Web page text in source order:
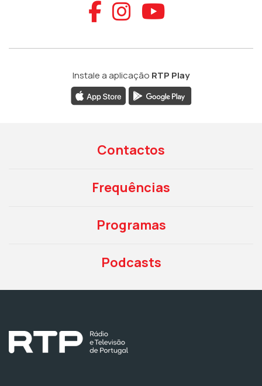
Aceder ao
Aceder ao
Aceder
Instale a aplicação RTP Play
Contactos
Frequências
Programas
Podcasts